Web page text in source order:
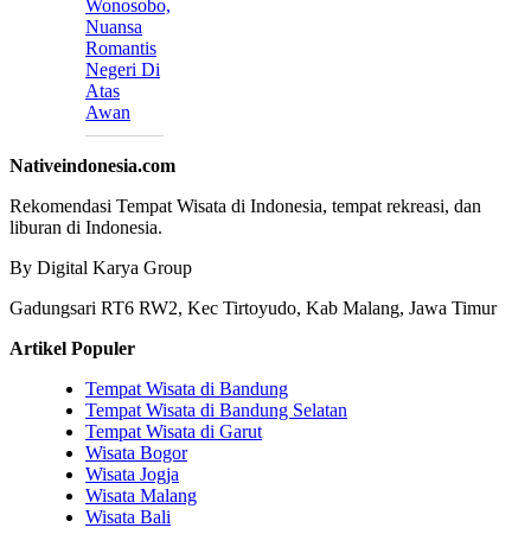
Wonosobo,
Nuansa
Romantis
Negeri Di
Atas
Awan
Nativeindonesia.com
Rekomendasi Tempat Wisata di Indonesia, tempat rekreasi, dan
liburan di Indonesia.
By Digital Karya Group
Gadungsari RT6 RW2, Kec Tirtoyudo, Kab Malang, Jawa Timur
Artikel Populer
Tempat Wisata di Bandung
Tempat Wisata di Bandung Selatan
Tempat Wisata di Garut
Wisata Bogor
Wisata Jogja
Wisata Malang
Wisata Bali